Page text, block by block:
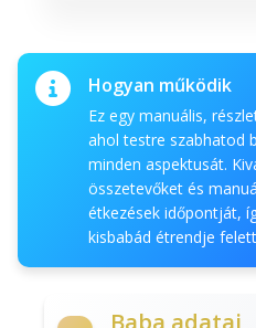
Hogyan működik
Ez egy manuális,
ahol testre szabhatod
minden aspektusát.
összetevőket és
étkezések időpontját,
kisbabád étrendje
Baba adatai